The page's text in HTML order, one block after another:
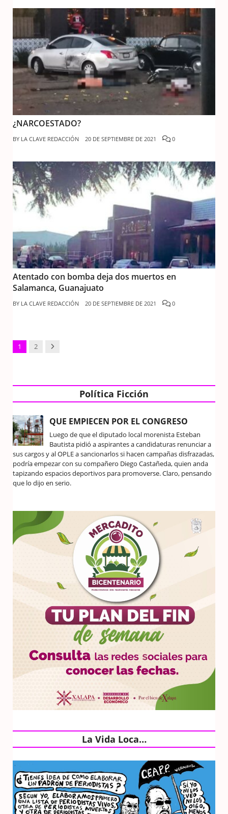
¿NARCOESTADO?
BY LA CLAVE REDACCIÓN 20 DE SEPTIEMBRE DE 2021 0
Atentado con bomba deja dos muertos en
Salamanca, Guanajuato
BY LA CLAVE REDACCIÓN 20 DE SEPTIEMBRE DE 2021 0
1 2 Next
Política Ficción
QUE EMPIECEN POR EL CONGRESO
Luego de que el diputado local morenista Esteban
Bautista pidió a aspirantes a candidaturas renunciar a
sus cargos y al OPLE a sancionarlos si hacen campañas disfrazadas,
podría empezar con su compañero Diego Castañeda, quien anda
tapizando espacios deportivos para promoverse. Claro, pensando
que lo dijo en serio.
La Vida Loca…